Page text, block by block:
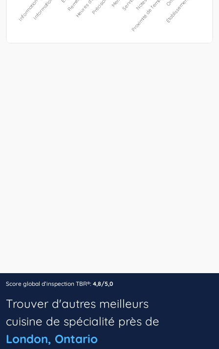
Score global d’inspection TBR®: 4,8/5,0
Trouver d'autres meilleurs
cuisine de spécialité près de
London, Ontario